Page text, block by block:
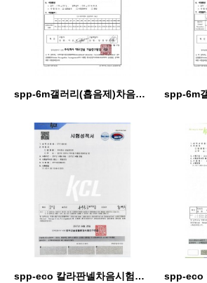
spp-6m갤러리(흡음제)차음성적서
spp-eco 칼라판넬차음시험성적서20170324